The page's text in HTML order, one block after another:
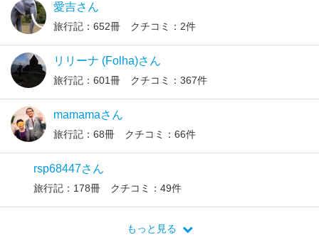
愛吉さん
旅行記：652冊 クチコミ：2件
リリーナ (Folha)さん
旅行記：601冊 クチコミ：367件
mamamaさん
旅行記：68冊 クチコミ：66件
rsp68447さん
旅行記：178冊 クチコミ：49件
もっと見る